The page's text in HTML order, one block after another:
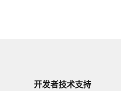
开发者技术支持